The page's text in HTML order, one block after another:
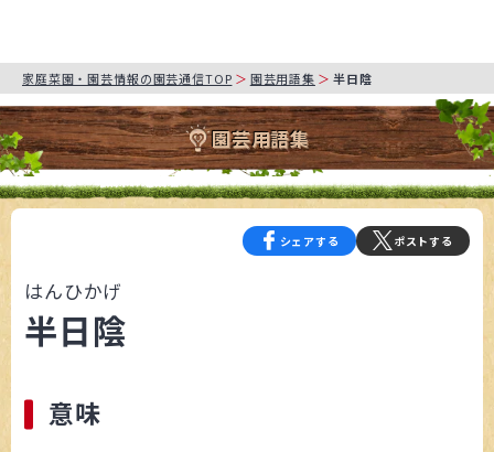
家庭菜園・園芸情報の園芸通信TOP 園芸用語集 半日陰
園芸用語集
シェアする ポストする
はんひかげ
半日陰
意味